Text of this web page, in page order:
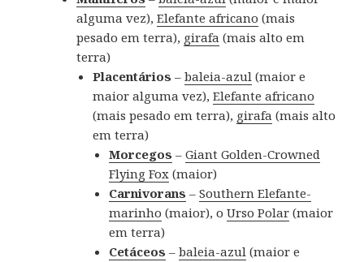
alguma vez),Elefante africano (mais
pesado em terra), girafa (mais alto em
terra)
Placentários –baleia-azul (maior e
maior alguma vez),Elefante africano
(mais pesado em terra), girafa (mais alto
em terra)
Morcegos –Giant Golden-Crowned
Flying Fox (maior)
Carnivorans –Southern Elefante-
marinho (maior), oUrso Polar (maior
em terra)
Cetáceos –baleia-azul (maior e